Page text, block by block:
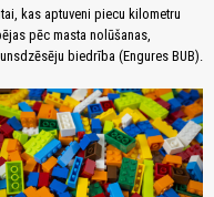
kas aptuveni piecu kilometru
pēc masta nolūšanas,
biedrība (Engures BUB).